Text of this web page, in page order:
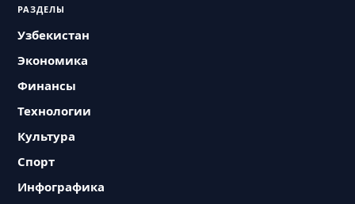
РАЗДЕЛЫ
Узбекистан
Экономика
Финансы
Технологии
Культура
Спорт
Инфографика